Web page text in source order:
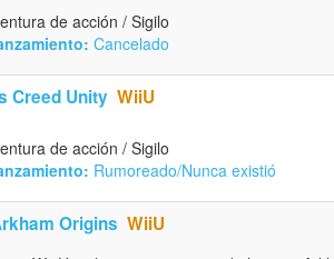
de acción / Sigilo
Cancelado
Creed Unity WiiU
de acción / Sigilo
Rumoreado/Nunca existió
Origins WiiU